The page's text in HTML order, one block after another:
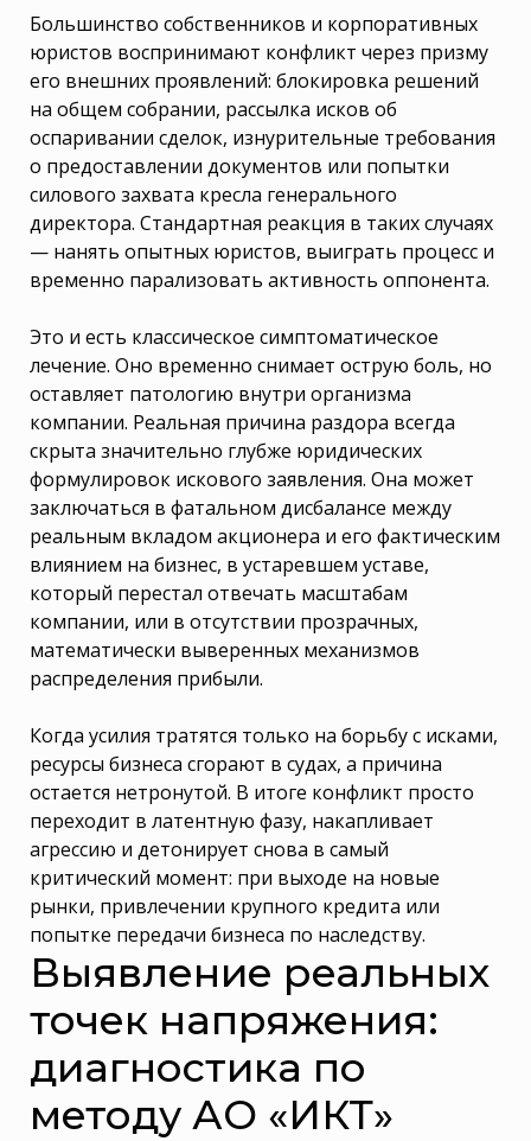
Большинство собственников и корпоративных
юристов воспринимают конфликт через призму
его внешних проявлений: блокировка решений
на общем собрании, рассылка исков об
оспаривании сделок, изнурительные требования
о предоставлении документов или попытки
силового захвата кресла генерального
директора. Стандартная реакция в таких случаях
— нанять опытных юристов, выиграть процесс и
временно парализовать активность оппонента.
Это и есть классическое симптоматическое
лечение. Оно временно снимает острую боль, но
оставляет патологию внутри организма
компании. Реальная причина раздора всегда
скрыта значительно глубже юридических
формулировок искового заявления. Она может
заключаться в фатальном дисбалансе между
реальным вкладом акционера и его фактическим
влиянием на бизнес, в устаревшем уставе,
который перестал отвечать масштабам
компании, или в отсутствии прозрачных,
математически выверенных механизмов
распределения прибыли.
Когда усилия тратятся только на борьбу с исками,
ресурсы бизнеса сгорают в судах, а причина
остается нетронутой. В итоге конфликт просто
переходит в латентную фазу, накапливает
агрессию и детонирует снова в самый
критический момент: при выходе на новые
рынки, привлечении крупного кредита или
попытке передачи бизнеса по наследству.
Выявление реальных
точек напряжения:
диагностика по
методу АО «ИКТ»